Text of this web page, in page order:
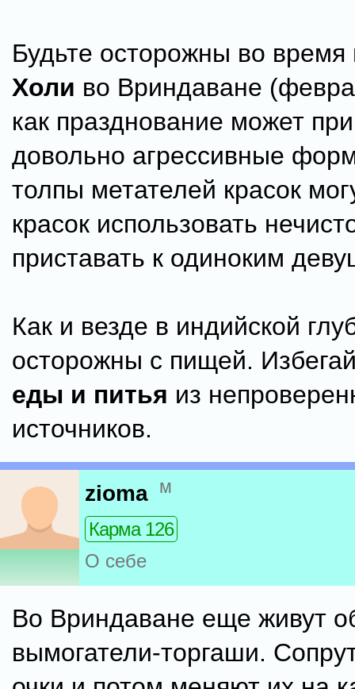
Будьте осторожны во время
Холи во Вриндаване
как празднование может
довольно агрессивные
толпы метателей красок
красок использовать
приставать к одиноким
Как и везде в индийской
осторожны с пищей.
еды и питья из
источников.
zioma м
Карма 126
О себе
Во Вриндаване еще живут
вымогатели-торгаши.